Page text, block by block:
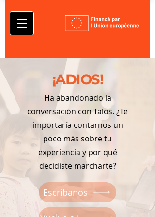
¡ADIOS!
Ha abandonado la
conversación con Talos. ¿Te
importaría contarnos un
poco más sobre tu
experiencia y por qué
decidiste marcharte?
Escríbanos